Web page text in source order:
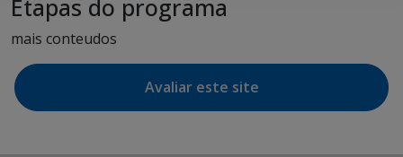
Etapas do programa
mais conteudos
Avaliar este site